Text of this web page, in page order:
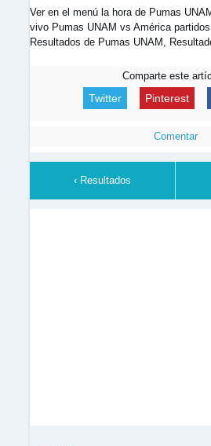
Ver en el menú la hora de Pumas
vivo Pumas UNAM vs América
Resultados de Pumas UNAM,
Comparte este
Twitter Pinterest
Comentar
‹ Resultados